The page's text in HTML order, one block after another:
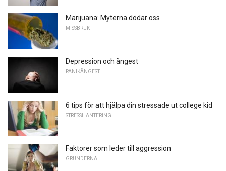
Marijuana: Myterna dödar oss
MISSBRUK
Depression och ångest
PANIKÅNGEST
6 tips för att hjälpa din stressade ut college kid
STRESSHANTERING
Faktorer som leder till aggression
GRUNDERNA